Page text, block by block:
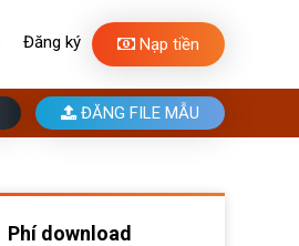
Đăng ký Nạp tiền
ĐĂNG FILE MẪU
Phí download